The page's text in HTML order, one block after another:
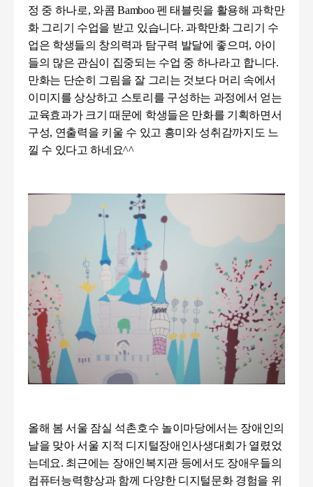
정 중 하나로, 와콤Bamboo 펜 태블릿을 활용해 과학만
화 그리기 수업을 받고 있습니다. 과학만화 그리기 수
업은 학생들의 창의력과 탐구력 발달에 좋으며, 아이
들의 많은 관심이 집중되는 수업 중 하나라고 합니다.
만화는 단순히 그림을 잘 그리는 것보다 머리 속에서
이미지를 상상하고 스토리를 구성하는 과정에서 얻는
교육효과가 크기 때문에 학생들은 만화를 기획하면서
구성, 연출력을 키울 수 있고 흥미와 성취감까지도 느
낄 수 있다고 하네요^^
올해 봄 서울 잠실 석촌호수 놀이마당에서는 장애인의
날을 맞아 서울 지적 디지털장애인사생대회가 열렸었
는데요. 최근에는 장애인복지관 등에서도 장애우들의
컴퓨터능력향상과 함께 다양한 디지털문화 경험을 위